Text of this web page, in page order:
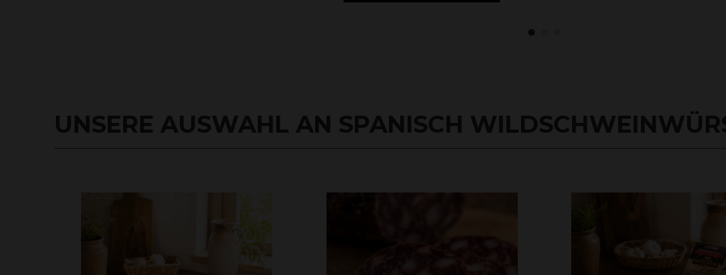
UNSERE AUSWAHL AN SPANISCH